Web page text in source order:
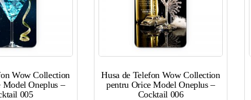
Wow Collection
Model Oneplus –
005
Husa de Telefon Wow Collection
pentru Orice Model Oneplus –
Cocktail 006